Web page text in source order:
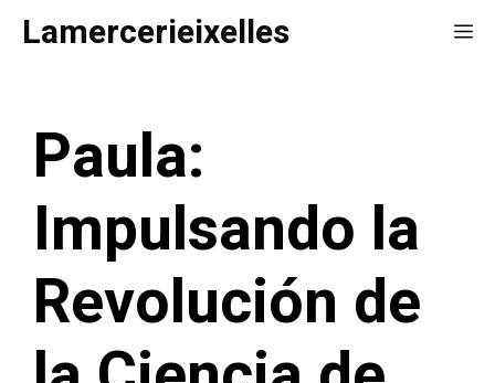
SaltarLamercerieixelles
Paula:
Impulsando la
Revolución de